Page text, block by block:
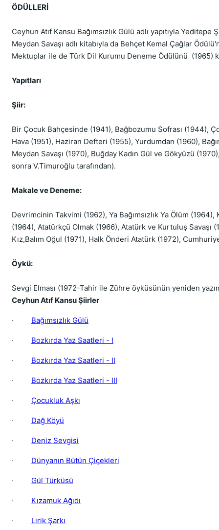
ÖDÜLLERİ
Ceyhun Atıf Kansu Bağımsızlık Gülü adlı yapıtıyla Yeditepe
Meydan Savaşı adlı kitabıyla da Behçet Kemal Çağlar
Mektuplar ile de Türk Dil Kurumu Deneme Ödülünü (1965)
Yapıtları
Şiir:
Bir Çocuk Bahçesinde (1941), Bağbozumu Sofrası (1944),
Hava (1951), Haziran Defteri (1955), Yurdumdan (1960),
Meydan Savaşı (1970), Buğday Kadın Gül ve Gökyüzü
sonra V.Timuroğlu tarafından).
Makale ve Deneme:
Devrimcinin Takvimi (1962), Ya Bağımsızlık Ya Ölüm
(1964), Atatürkçü Olmak (1966), Atatürk ve Kurtuluş Savaşı
Kız,Balım Oğul (1971), Halk Önderi Atatürk (1972),
Öykü:
Sevgi Elması (1972-Tahir ile Zühre öyküsünün yeniden
Ceyhun Atıf Kansu Şiirler
· Bağımsızlık Gülü
· Bozkırda Yaz Saatleri - I
· Bozkırda Yaz Saatleri - II
· Bozkırda Yaz Saatleri - III
· Çocukluk Aşkı
· Dağ Köyü
· Deniz Sevgisi
· Dünyanın Bütün Çiçekleri
· Gül Türküsü
· Kızamuk Ağıdı
· Lirik Şarkı